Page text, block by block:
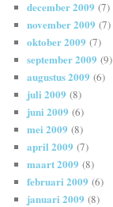
december 2009 (7)
november 2009 (7)
oktober 2009 (7)
september 2009 (9)
augustus 2009 (6)
juli 2009 (8)
juni 2009 (6)
mei 2009 (8)
april 2009 (7)
maart 2009 (8)
februari 2009 (6)
januari 2009 (8)